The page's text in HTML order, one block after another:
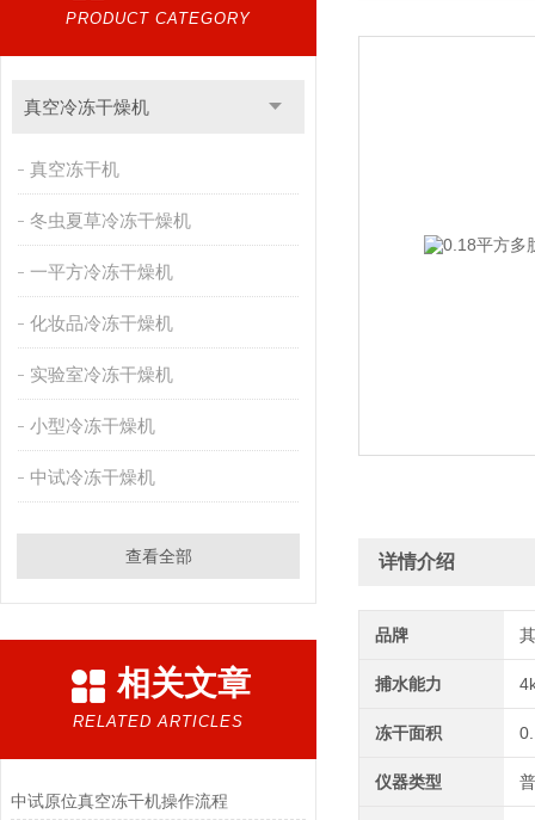
PRODUCT CATEGORY
真空冷冻干燥机
真空冻干机
冬虫夏草冷冻干燥机
一平方冷冻干燥机
化妆品冷冻干燥机
实验室冷冻干燥机
小型冷冻干燥机
中试冷冻干燥机
查看全部
相关文章
RELATED ARTICLES
中试原位真空冻干机操作流程
详情介绍
品牌
捕水能力
冻干面积
仪器类型